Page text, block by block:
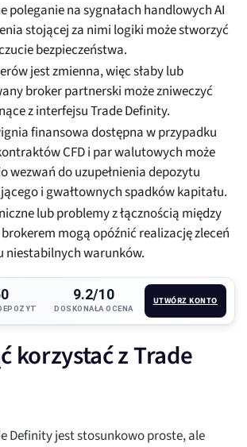
poleganie na sygnałach handlowych AI
stojącej za nimi logiki może stworzyć
bezpieczeństwa.
jest zmienna, więc słaby lub
broker partnerski może zniweczyć
z interfejsu Trade Definity.
finansowa dostępna w przypadku
CFD i par walutowych może
wezwań do uzupełnienia depozytu
i gwałtownych spadków kapitału.
lub problemy z łącznością między
mogą opóźnić realizację zleceń
niestabilnych warunków.
9.2/10
DOSKONAŁA OCENA
UTWÓRZ KONTO
korzystać z Trade
Definity jest stosunkowo proste, ale